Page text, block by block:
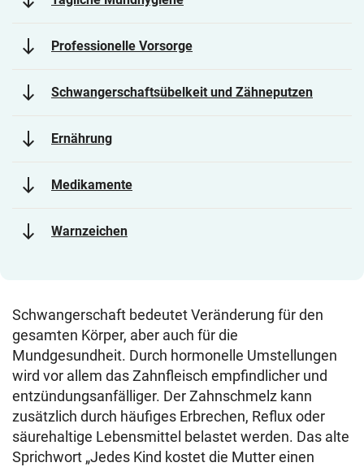
south Professionelle Vorsorge
south Schwangerschaftsübelkeit und Zähneputzen
south Ernährung
south Medikamente
south Warnzeichen
Schwangerschaft bedeutet Veränderung für den
gesamten Körper, aber auch für die
Mundgesundheit. Durch hormonelle Umstellungen
wird vor allem das Zahnfleisch empfindlicher und
entzündungsanfälliger. Der Zahnschmelz kann
zusätzlich durch häufiges Erbrechen, Reflux oder
säurehaltige Lebensmittel belastet werden. Das alte
Sprichwort „Jedes Kind kostet die Mutter einen